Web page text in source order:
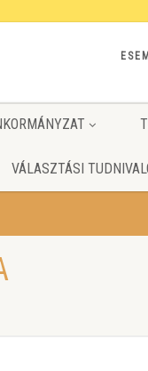
VÁLASZTÁSI